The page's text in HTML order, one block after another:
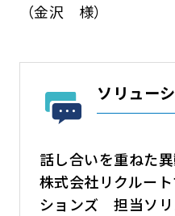
（金沢 様）
ソリュー
話し合いを重ねた
株式会社リクルー
ションズ 担当ソリ